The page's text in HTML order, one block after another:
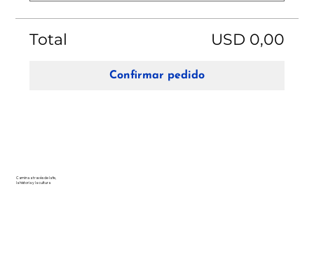
Total USD 0,00
Confirmar pedido
Camina a través de la fe,
la historia y la cultura